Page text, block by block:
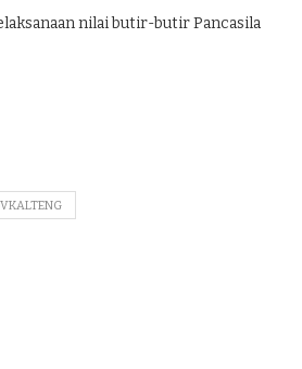
nilai butir-butir Pancasila